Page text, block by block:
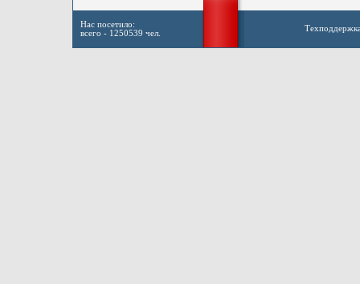
Нас посетило:
всего - 1250539 чел.